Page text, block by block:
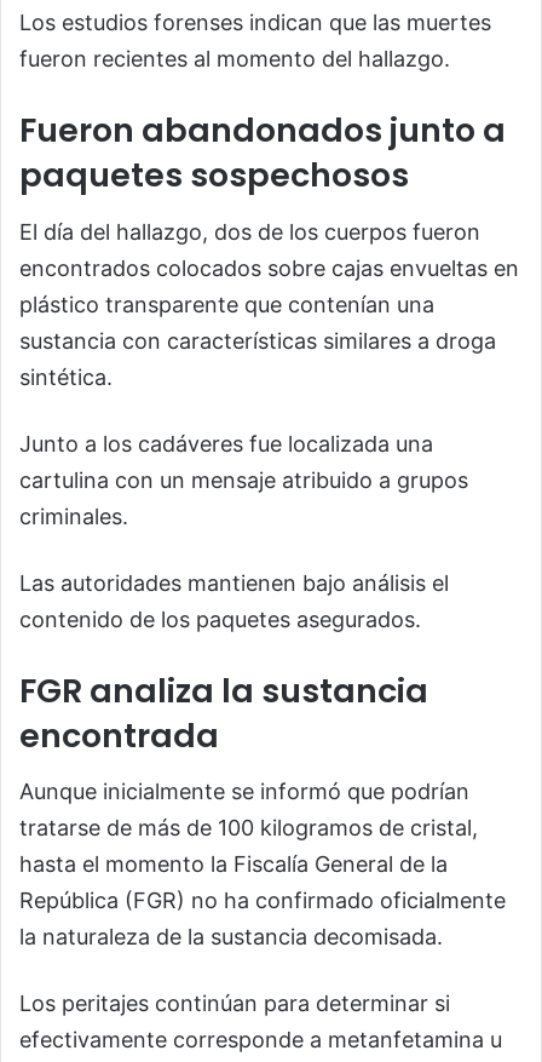
Los estudios forenses indican que las muertes
fueron recientes al momento del hallazgo.
Fueron abandonados junto a
paquetes sospechosos
El día del hallazgo, dos de los cuerpos fueron
encontrados colocados sobre cajas envueltas en
plástico transparente que contenían una
sustancia con características similares a droga
sintética.
Junto a los cadáveres fue localizada una
cartulina con un mensaje atribuido a grupos
criminales.
Las autoridades mantienen bajo análisis el
contenido de los paquetes asegurados.
FGR analiza la sustancia
encontrada
Aunque inicialmente se informó que podrían
tratarse de más de 100 kilogramos de cristal,
hasta el momento la Fiscalía General de la
República (FGR) no ha confirmado oficialmente
la naturaleza de la sustancia decomisada.
Los peritajes continúan para determinar si
efectivamente corresponde a metanfetamina u